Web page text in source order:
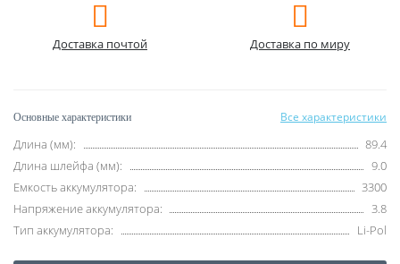
Доставка почтой Доставка по миру
Основные характеристики Все характеристики
Длина (мм):
89.4
Длина шлейфа (мм):
9.0
Емкость аккумулятора:
3300
Напряжение аккумулятора:
3.8
Тип аккумулятора:
Li-Pol